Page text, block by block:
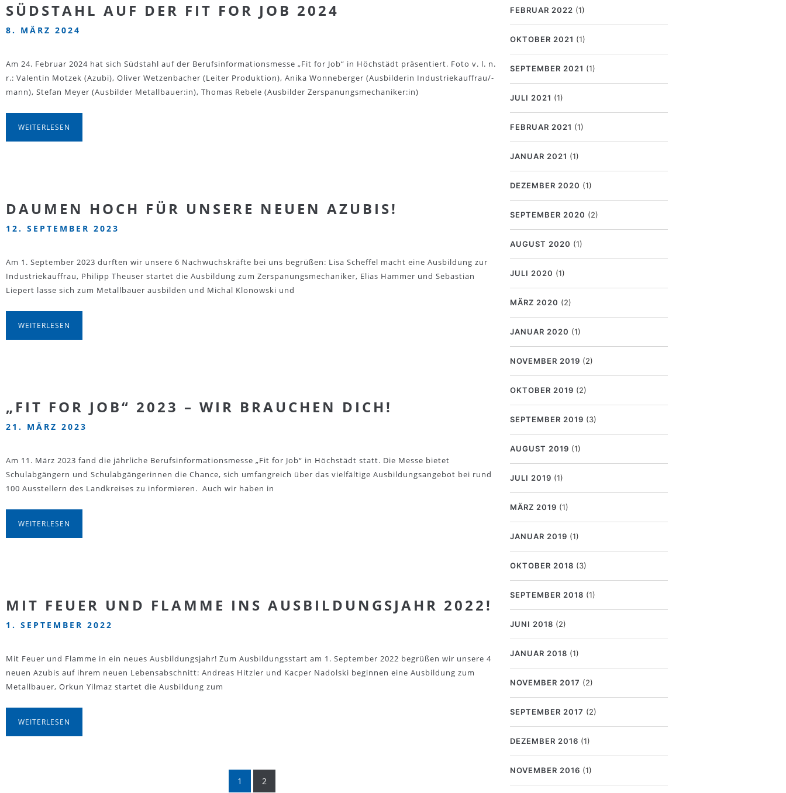
SÜDSTAHL AUF DER FIT FOR JOB 2024
8. MÄRZ 2024
Am 24. Februar 2024 hat sich Südstahl auf der Berufsinformationsmesse „Fit for Job“ in Höchstädt präsentiert. Foto v. l. n.
r.: Valentin Motzek (Azubi), Oliver Wetzenbacher (Leiter Produktion), Anika Wonneberger (Ausbilderin Industriekauffrau/-
mann), Stefan Meyer (Ausbilder Metallbauer:in), Thomas Rebele (Ausbilder Zerspanungsmechaniker:in)
WEITERLESEN
DAUMEN HOCH FÜR UNSERE NEUEN AZUBIS!
12. SEPTEMBER 2023
Am 1. September 2023 durften wir unsere 6 Nachwuchskräfte bei uns begrüßen: Lisa Scheffel macht eine Ausbildung zur
Industriekauffrau, Philipp Theuser startet die Ausbildung zum Zerspanungsmechaniker, Elias Hammer und Sebastian
Liepert lasse sich zum Metallbauer ausbilden und Michal Klonowski und
WEITERLESEN
„FIT FOR JOB“ 2023 – WIR BRAUCHEN DICH!
21. MÄRZ 2023
Am 11. März 2023 fand die jährliche Berufsinformationsmesse „Fit for Job“ in Höchstädt statt. Die Messe bietet
Schulabgängern und Schulabgängerinnen die Chance, sich umfangreich über das vielfältige Ausbildungsangebot bei rund
100 Ausstellern des Landkreises zu informieren. Auch wir haben in
WEITERLESEN
MIT FEUER UND FLAMME INS AUSBILDUNGSJAHR 2022!
1. SEPTEMBER 2022
Mit Feuer und Flamme in ein neues Ausbildungsjahr! Zum Ausbildungsstart am 1. September 2022 begrüßen wir unsere 4
neuen Azubis auf ihrem neuen Lebensabschnitt: Andreas Hitzler und Kacper Nadolski beginnen eine Ausbildung zum
Metallbauer, Orkun Yilmaz startet die Ausbildung zum
WEITERLESEN
1 2
FEBRUAR 2022 (1)
OKTOBER 2021 (1)
SEPTEMBER 2021 (1)
JULI 2021 (1)
FEBRUAR 2021 (1)
JANUAR 2021 (1)
DEZEMBER 2020 (1)
SEPTEMBER 2020 (2)
AUGUST 2020 (1)
JULI 2020 (1)
MÄRZ 2020 (2)
JANUAR 2020 (1)
NOVEMBER 2019 (2)
OKTOBER 2019 (2)
SEPTEMBER 2019 (3)
AUGUST 2019 (1)
JULI 2019 (1)
MÄRZ 2019 (1)
JANUAR 2019 (1)
OKTOBER 2018 (3)
SEPTEMBER 2018 (1)
JUNI 2018 (2)
JANUAR 2018 (1)
NOVEMBER 2017 (2)
SEPTEMBER 2017 (2)
DEZEMBER 2016 (1)
NOVEMBER 2016 (1)